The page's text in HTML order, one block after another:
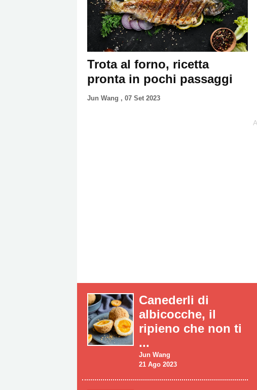
Trota al forno, ricetta
pronta in pochi passaggi
Jun Wang , 07 Set 2023
Canederli di
albicocche, il
ripieno che non ti
...
Jun Wang
21 Ago 2023